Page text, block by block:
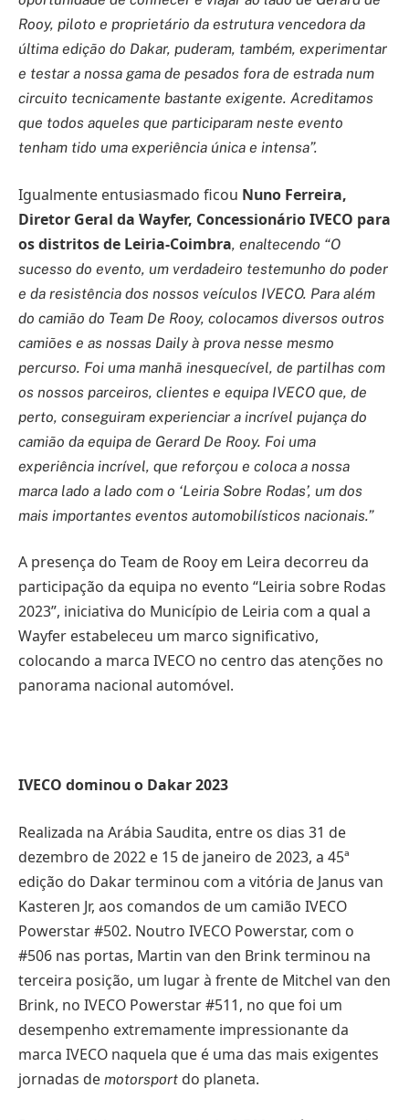
Rooy, piloto e proprietário da estrutura vencedora da
última edição do Dakar, puderam, também, experimentar
e testar a nossa gama de pesados fora de estrada num
circuito tecnicamente bastante exigente. Acreditamos
que todos aqueles que participaram neste evento
tenham tido uma experiência única e intensa”.
Igualmente entusiasmado ficou Nuno Ferreira,
Diretor Geral da Wayfer, Concessionário IVECO para
os distritos de Leiria-Coimbra, enaltecendo “O
sucesso do evento, um verdadeiro testemunho do poder
e da resistência dos nossos veículos IVECO. Para além
do camião do Team De Rooy, colocamos diversos outros
camiões e as nossas Daily à prova nesse mesmo
percurso. Foi uma manhã inesquecível, de partilhas com
os nossos parceiros, clientes e equipa IVECO que, de
perto, conseguiram experienciar a incrível pujança do
camião da equipa de Gerard De Rooy. Foi uma
experiência incrível, que reforçou e coloca a nossa
marca lado a lado com o ‘Leiria Sobre Rodas’, um dos
mais importantes eventos automobilísticos nacionais.”
A presença do Team de Rooy em Leira decorreu da
participação da equipa no evento “Leiria sobre Rodas
2023”, iniciativa do Município de Leiria com a qual a
Wayfer estabeleceu um marco significativo,
colocando a marca IVECO no centro das atenções no
panorama nacional automóvel.
IVECO dominou o Dakar 2023
Realizada na Arábia Saudita, entre os dias 31 de
dezembro de 2022 e 15 de janeiro de 2023, a 45ª
edição do Dakar terminou com a vitória de Janus van
Kasteren Jr, aos comandos de um camião IVECO
Powerstar #502. Noutro IVECO Powerstar, com o
#506 nas portas, Martin van den Brink terminou na
terceira posição, um lugar à frente de Mitchel van den
Brink, no IVECO Powerstar #511, no que foi um
desempenho extremamente impressionante da
marca IVECO naquela que é uma das mais exigentes
jornadas de motorsport do planeta.